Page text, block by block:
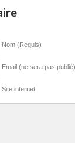
Nom (Requis)
Email (ne sera pas
Site internet